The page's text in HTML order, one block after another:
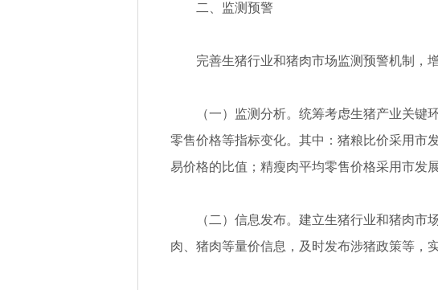
二、监测预警
完善生猪行业和猪肉市场监测预警机制，
（一）监测分析。统筹考虑生猪产业关
零售价格等指标变化。其中：猪粮比价采用市
易价格的比值；精瘦肉平均零售价格采用市发
（二）信息发布。建立生猪行业和猪肉
肉、猪肉等量价信息，及时发布涉猪政策等，